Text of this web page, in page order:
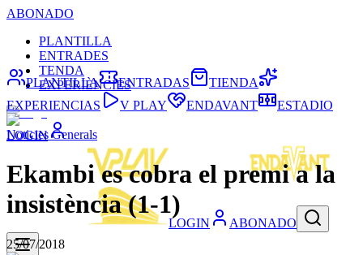
ABONADO
PLANTILLA
ENTRADES
TENDA
EXPERIÈNCIES
LOGIN
LOGIN ABONADO
PLANTILLA ENTRADAS
TIENDA
EXPERIENCIAS
V PLAY ENDAVANT ESTADIO
Noticies Generals
Ekambi es cobra el premi a la
insistència (1-1)
25/07/2018